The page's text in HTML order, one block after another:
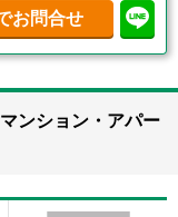
お問合せ
ンション・アパー